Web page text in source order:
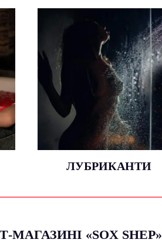
ЛУБРИКАНТИ
«SOX SHEP»